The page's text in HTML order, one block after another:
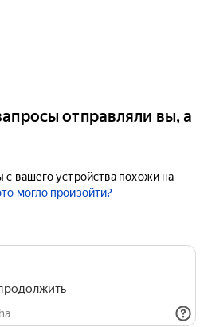
отправляли вы, а
вашего устройства похожи на
могло произойти?